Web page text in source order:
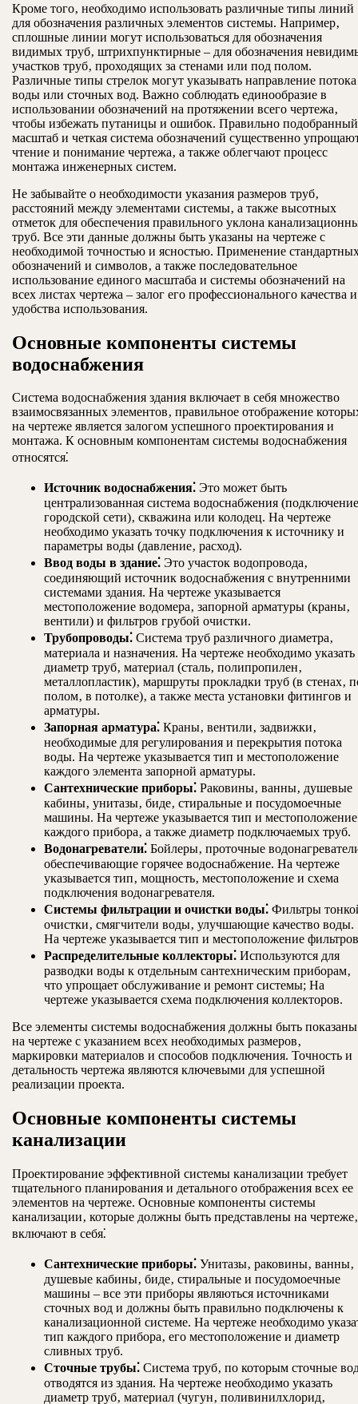
Кроме того‚ необходимо использовать различные типы линий
для обозначения различных элементов системы. Например‚
сплошные линии могут использоваться для обозначения
видимых труб‚ штрихпунктирные – для обозначения
участков труб‚ проходящих за стенами или под полом.
Различные типы стрелок могут указывать направление потока
воды или сточных вод. Важно соблюдать единообразие в
использовании обозначений на протяжении всего чертежа‚
чтобы избежать путаницы и ошибок. Правильно подобранный
масштаб и четкая система обозначений существенно
чтение и понимание чертежа‚ а также облегчают процесс
монтажа инженерных систем.
Не забывайте о необходимости указания размеров труб‚
расстояний между элементами системы‚ а также высотных
отметок для обеспечения правильного уклона
труб. Все эти данные должны быть указаны на чертеже с
необходимой точностью и ясностью. Применение
обозначений и символов‚ а также последовательное
использование единого масштаба и системы обозначений на
всех листах чертежа – залог его профессионального качества и
удобства использования.
Основные компоненты системы
водоснабжения
Система водоснабжения здания включает в себя множество
взаимосвязанных элементов‚ правильное отображение
на чертеже является залогом успешного проектирования и
монтажа. К основным компонентам системы водоснабжения
относятся⁚
Источник водоснабжения⁚ Это может быть
централизованная система водоснабжения
городской сети)‚ скважина или колодец. На чертеже
необходимо указать точку подключения к источнику и
параметры воды (давление‚ расход).
Ввод воды в здание⁚ Это участок водопровода‚
соединяющий источник водоснабжения с внутренними
системами здания. На чертеже указывается
местоположение водомера‚ запорной арматуры (краны‚
вентили) и фильтров грубой очистки.
Трубопроводы⁚ Система труб различного диаметра‚
материала и назначения. На чертеже необходимо указать
диаметр труб‚ материал (сталь‚ полипропилен‚
металлопластик)‚ маршруты прокладки труб (в стенах‚
полом‚ в потолке)‚ а также места установки фитингов и
арматуры.
Запорная арматура⁚ Краны‚ вентили‚ задвижки‚
необходимые для регулирования и перекрытия потока
воды. На чертеже указывается тип и местоположение
каждого элемента запорной арматуры.
Сантехнические приборы⁚ Раковины‚ ванны‚ душевые
кабины‚ унитазы‚ биде‚ стиральные и посудомоечные
машины. На чертеже указывается тип и местоположение
каждого прибора‚ а также диаметр подключаемых труб.
Водонагреватели⁚ Бойлеры‚ проточные
обеспечивающие горячее водоснабжение. На чертеже
указывается тип‚ мощность‚ местоположение и схема
подключения водонагревателя.
Системы фильтрации и очистки воды⁚ Фильтры
очистки‚ смягчители воды‚ улучшающие качество воды.
На чертеже указывается тип и местоположение
Распределительные коллекторы⁚ Используются для
разводки воды к отдельным сантехническим приборам‚
что упрощает обслуживание и ремонт системы; На
чертеже указывается схема подключения коллекторов.
Все элементы системы водоснабжения должны быть показаны
на чертеже с указанием всех необходимых размеров‚
маркировки материалов и способов подключения. Точность и
детальность чертежа являются ключевыми для успешной
реализации проекта.
Основные компоненты системы
канализации
Проектирование эффективной системы канализации требует
тщательного планирования и детального отображения всех ее
элементов на чертеже. Основные компоненты системы
канализации‚ которые должны быть представлены на чертеже‚
включают в себя⁚
Сантехнические приборы⁚ Унитазы‚ раковины‚ ванны‚
душевые кабины‚ биде‚ стиральные и посудомоечные
машины – все эти приборы являються источниками
сточных вод и должны быть правильно подключены к
канализационной системе. На чертеже необходимо
тип каждого прибора‚ его местоположение и диаметр
сливных труб.
Сточные трубы⁚ Система труб‚ по которым сточные
отводятся из здания. На чертеже необходимо указать
диаметр труб‚ материал (чугун‚ поливинилхлорид‚